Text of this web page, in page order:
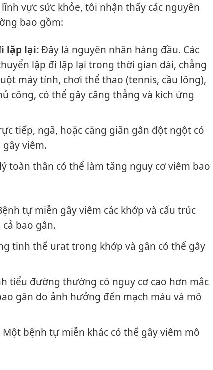
vực sức khỏe, tôi nhận thấy các nguyên
bao gồm:
lặp lại:Đây là nguyên nhân hàng đầu. Các
lặp đi lặp lại trong thời gian dài, chẳng
máy tính, chơi thể thao (tennis, cầu lông),
công, có thể gây căng thẳng và kích ứng
tiếp, ngã, hoặc căng giãn gân đột ngột có
viêm.
toàn thân có thể làm tăng nguy cơ viêm bao
tự miễn gây viêm các khớp và cấu trúc
bao gân.
tinh thể urat trong khớp và gân có thể gây
tiểu đường thường có nguy cơ cao hơn mắc
gân do ảnh hưởng đến mạch máu và mô
Một bệnh tự miễn khác có thể gây viêm mô